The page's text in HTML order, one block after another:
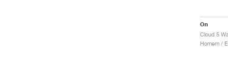
On
Cloud 5